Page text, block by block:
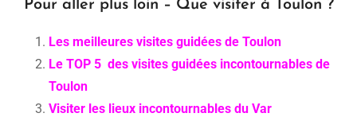
Pour aller plus loin – Que visiter à Toulon ?
Les meilleures visites guidées de Toulon
Le TOP 5 des visites guidées incontournables de
Toulon
Visiter les lieux incontournables du Var